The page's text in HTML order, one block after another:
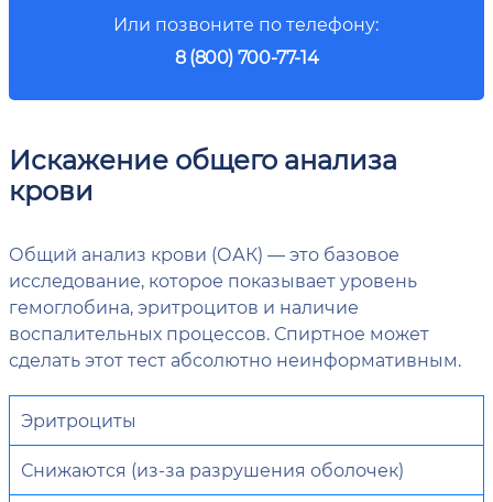
Или позвоните по телефону:
8 (800) 700-77-14
Искажение общего анализа
крови
Общий анализ крови (ОАК) — это базовое
исследование, которое показывает уровень
гемоглобина, эритроцитов и наличие
воспалительных процессов. Спиртное может
сделать этот тест абсолютно неинформативным.
Эритроциты
Снижаются (из-за разрушения оболочек)